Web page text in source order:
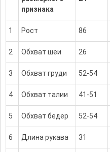
признака
1 Рост 86
2 Обхват шеи 26
3 Обхват груди 52-54
4 Обхват талии 41-51
5 Обхват бедер 52-54
6 Длина рукава 31